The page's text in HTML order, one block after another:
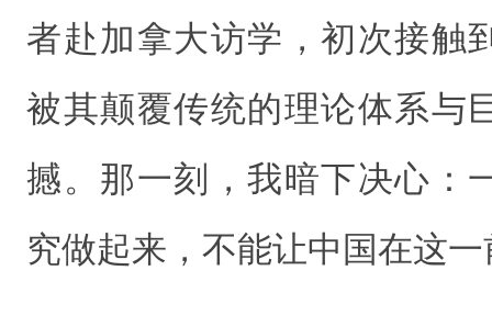
者赴加拿大访学，初次接触
被其颠覆传统的理论体系与
撼。那一刻，我暗下决心：
究做起来，不能让中国在这